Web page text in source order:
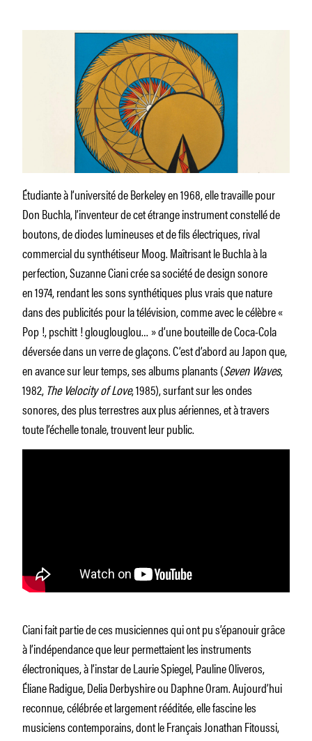
Étudiante à l’université de Berkeley en 1968, elle travaille pour
Don Buchla, l’inventeur de cet étrange instrument constellé de
boutons, de diodes lumineuses et de fils électriques, rival
commercial du synthétiseur Moog. Maîtrisant le Buchla à la
perfection, Suzanne Ciani crée sa société de design sonore
en 1974, rendant les sons synthétiques plus vrais que nature
dans des publicités pour la télévision, comme avec le célèbre «
Pop !, pschitt ! glouglouglou… » d’une bouteille de Coca-Cola
déversée dans un verre de glaçons. C’est d’abord au Japon que,
en avance sur leur temps, ses albums planants (Seven Waves,
1982, The Velocity of Love, 1985), surfant sur les ondes
sonores, des plus terrestres aux plus aériennes, et à travers
toute l’échelle tonale, trouvent leur public.
Ciani fait partie de ces musiciennes qui ont pu s’épanouir grâce
à l’indépendance que leur permettaient les instruments
électroniques, à l’instar de Laurie Spiegel, Pauline Oliveros,
Éliane Radigue, Delia Derbyshire ou Daphne Oram. Aujourd’hui
reconnue, célébrée et largement rééditée, elle fascine les
musiciens contemporains, dont le Français Jonathan Fitoussi,